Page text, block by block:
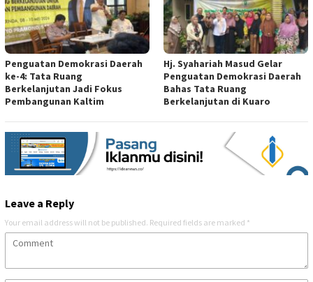
Penguatan Demokrasi Daerah
ke-4: Tata Ruang
Berkelanjutan Jadi Fokus
Pembangunan Kaltim
Hj. Syahariah Masud Gelar
Penguatan Demokrasi Daerah
Bahas Tata Ruang
Berkelanjutan di Kuaro
Leave a Reply
Your email address will not be published. Required fields are marked *